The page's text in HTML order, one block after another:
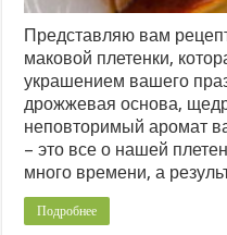
Представляю вам
маковой плетенки,
украшением вашего
дрожжевая основа,
неповторимый аромат
– это все о нашей
много времени, а
Подробнее